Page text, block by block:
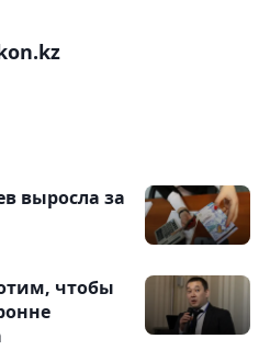
выросла за
чтобы